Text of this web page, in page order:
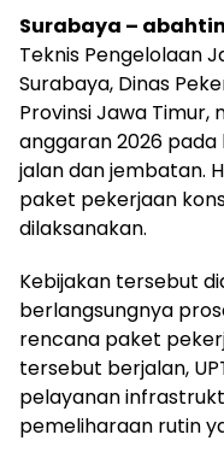
Surabaya –
Teknis Pengelolaan
Surabaya, Dinas
Provinsi Jawa
anggaran 2026
jalan dan jembatan.
paket pekerjaan
dilaksanakan.
Kebijakan tersebut
berlangsungnya
rencana paket
tersebut berjalan,
pelayanan
pemeliharaan rutin